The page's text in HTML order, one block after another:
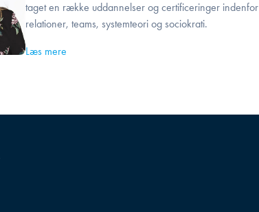
taget en række uddannelser og certificeringer indenfor
relationer, teams, systemteori og sociokrati.
Læs mere